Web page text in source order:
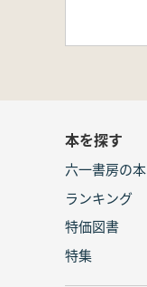
本を探す
六一書房の本
ランキング
特価図書
特集